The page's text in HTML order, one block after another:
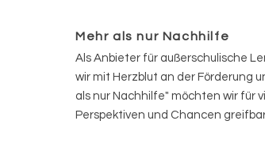
Mehr als nur Nachhilfe
Als Anbieter für außerschulische
wir mit Herzblut an der Förderung
als nur Nachhilfe" möchten wir für
Perspektiven und Chancen